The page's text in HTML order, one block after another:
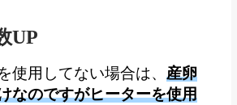
UP
使用してない場合は、 産卵
なのですがヒーターを使用